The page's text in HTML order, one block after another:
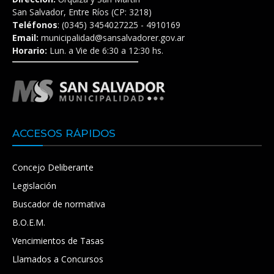
San Salvador, Entre Ríos (CP: 3218)
Teléfonos: (0345) 3454027225 - 4910169
Email: municipalidad@sansalvadorer.gov.ar
Horario: Lun. a Vie de 6:30 a 12:30 hs.
ACCESOS RÁPIDOS
Concejo Deliberante
Legislación
Buscador de normativa
B.O.E.M.
Vencimientos de Tasas
Llamados a Concursos